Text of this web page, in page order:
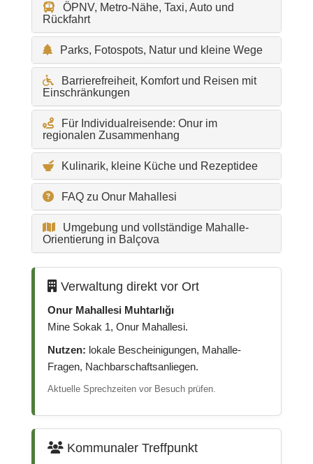
ÖPNV, Metro-Nähe, Taxi, Auto und
Rückfahrt
Parks, Fotospots, Natur und kleine Wege
Barrierefreiheit, Komfort und Reisen mit
Einschränkungen
Für Individualreisende: Onur im
regionalen Zusammenhang
Kulinarik, kleine Küche und Rezeptidee
FAQ zu Onur Mahallesi
Umgebung und vollständige Mahalle-
Orientierung in Balçova
Verwaltung direkt vor Ort
Onur Mahallesi Muhtarlığı
Mine Sokak 1, Onur Mahallesi.
Nutzen: lokale Bescheinigungen, Mahalle-
Fragen, Nachbarschaftsanliegen.
Aktuelle Sprechzeiten vor Besuch prüfen.
Kommunaler Treffpunkt